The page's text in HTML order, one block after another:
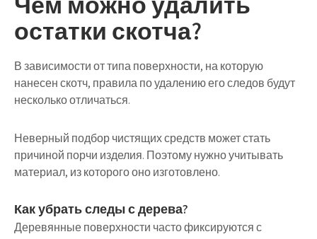
остатки скотча?
В зависимости от типа поверхности, на которую
нанесен скотч, правила по удалению его следов будут
несколько отличаться.
Неверный подбор чистящих средств может стать
причиной порчи изделия. Поэтому нужно учитывать
материал, из которого оно изготовлено.
Как убрать следы с дерева?
Деревянные поверхности часто фиксируются с